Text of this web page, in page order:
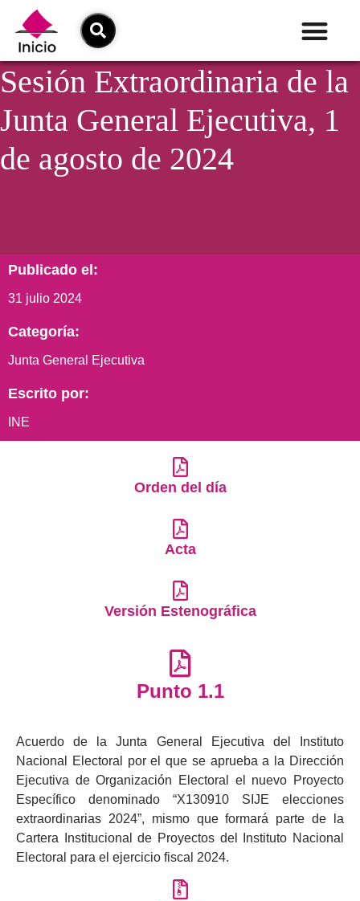
Sesión Extraordinaria de la
Junta General Ejecutiva, 1
de agosto de 2024
Publicado el:
31 julio 2024
Categoría:
Junta General Ejecutiva
Escrito por:
INE
Orden del día
Acta
Versión Estenográfica
Punto 1.1
Acuerdo de la Junta General Ejecutiva del Instituto
Nacional Electoral por el que se aprueba a la Dirección
Ejecutiva de Organización Electoral el nuevo Proyecto
Específico denominado “X130910 SIJE elecciones
extraordinarias 2024”, mismo que formará parte de la
Cartera Institucional de Proyectos del Instituto Nacional
Electoral para el ejercicio fiscal 2024.